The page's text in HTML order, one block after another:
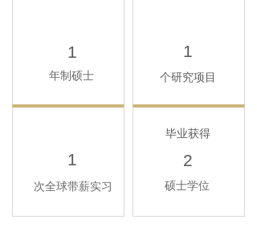
个研究项目
1
1
次全球带薪实习 硕士学位
1
年制硕士
2
毕业获得